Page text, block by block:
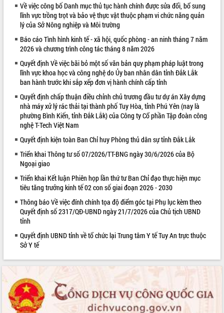
VIDEO
Loading the player...
Khám bệnh, cấp phát thuốc miễn phí
và tặng quà người dân xã Cư Pui
Hội nghị UBND tỉnh Đắk Lắk thường kỳ
tháng 7/2026
Lễ truy tặng danh hiệu “Bà Mẹ Việt
Nam Anh hùng” và trao Huân chương
Lao động
UBND tỉnh Đắk Lắk triển khai nhiệm
vụ 6 tháng cuối năm 2026
Kỳ họp thứ Hai, Hội đồng nhân dân
tỉnh khóa XI quyết nghị nhiều nội dung
quan trọng
Bí thư Tỉnh ủy Lương Nguyễn Minh
Triết thăm, tặng quà người có công với
cách mạng
Rà soát, hoàn thiện hệ thống thiết chế
văn hóa, thể thao đáp ứng yêu cầu
Minh
Lễ truy điệu và an táng hài cốt liệt sĩ
tại Nghĩa trang Liệt sĩ xã Sơn Hòa
ALBUM ẢNH
LIÊN KẾT WEB
Về việc công bố Danh mục thủ tục hành chính được sửa đổi, bổ sung
lĩnh vực trồng trọt và bảo vệ thực vật thuộc phạm vi chức năng quản
lý của Sở Nông nghiệp và Môi trường
Báo cáo Tình hình kinh tế - xã hội, quốc phòng - an ninh tháng 7 năm
2026 và chương trình công tác tháng 8 năm 2026
Quyết định Về việc bãi bỏ một số văn bản quy phạm pháp luật trong
lĩnh vực khoa học và công nghệ do Ủy ban nhân dân tỉnh Đắk Lắk
ban hành trước khi sắp xếp đơn vị hành chính cấp tỉnh
Quyết định chấp thuận điều chỉnh chủ trương đầu tư dự án Xây dựng
nhà máy xử lý rác thải tại thành phố Tuy Hòa, tỉnh Phú Yên (nay là
phường Bình Kiến, tỉnh Đắk Lắk) của Công ty Cổ phần Tập đoàn công
nghệ T-Tech Việt Nam
Quyết định kiện toàn Ban Chỉ huy Phòng thủ dân sự tỉnh Đắk Lắk
Triển khai Thông tư số 07/2026/TT-BNG ngày 30/6/2026 của Bộ
Ngoại giao
Triển khai Kết luận Phiên họp lần thứ tư Ban Chỉ đạo thực hiện mục
tiêu tăng trưởng kinh tế 02 con số giai đoạn 2026 - 2030
Thông báo Về việc đính chính tọa độ điểm góc tại Phụ lục kèm theo
Quyết định số 2317/QĐ-UBND ngày 21/7/2026 của Chủ tịch UBND
tỉnh
Quyết định UBND tỉnh về tổ chức lại Trung tâm Y tế Tuy An trực thuộc
Sở Y tế